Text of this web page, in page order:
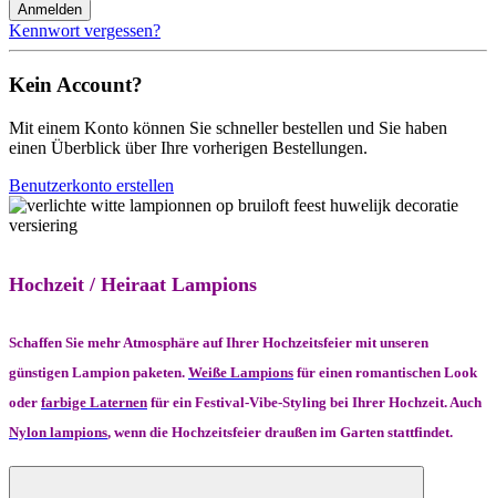
Anmelden
Kennwort vergessen?
Kein Account?
Mit einem Konto können Sie schneller bestellen und Sie haben
einen Überblick über Ihre vorherigen Bestellungen.
Benutzerkonto erstellen
Hochzeit / Heiraat Lampions
Schaffen Sie mehr Atmosphäre auf Ihrer Hochzeitsfeier mit unseren
günstigen Lampion paketen. Weiße Lampions für einen romantischen Look
oder farbige Laternen für ein Festival-Vibe-Styling bei Ihrer Hochzeit. Auch
Nylon lampions, wenn die Hochzeitsfeier draußen im Garten stattfindet.